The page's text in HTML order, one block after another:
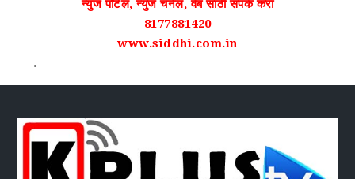
न्युज पोर्टल, न्युज चॅनेल, वेब साठी संपर्क करा
8177881420
www.siddhi.com.in
.